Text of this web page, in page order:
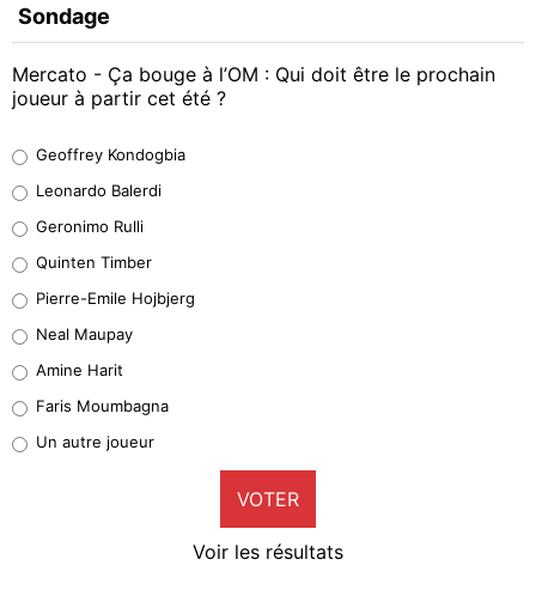
Sondage
Mercato - Ça bouge à l’OM : Qui doit être le prochain
joueur à partir cet été ?
38%
32%
5%
1%
9%
Geoffrey Kondogbia
Leonardo Balerdi
Geronimo Rulli
Quinten Timber
Pierre-Emile Hojbjerg
Neal Maupay
Amine Harit
Faris Moumbagna
Un autre joueur
VOTER
Voir les résultats